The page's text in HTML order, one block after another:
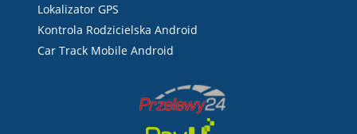
Lokalizator GPS
Kontrola Rodzicielska Android
Car Track Mobile Android